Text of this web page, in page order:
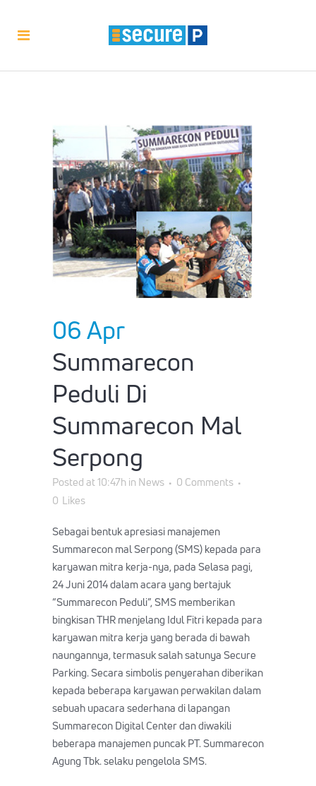
06 Apr
Summarecon
Peduli Di
Summarecon Mal
Serpong
Posted at 10:47hinNews
0 Comments
0 Likes
Sebagai bentuk apresiasi manajemen
Summarecon mal Serpong (SMS) kepada para
karyawan mitra kerja-nya, pada Selasa pagi,
24 Juni 2014 dalam acara yang bertajuk
“Summarecon Peduli”, SMS memberikan
bingkisan THR menjelang Idul Fitri kepada para
karyawan mitra kerja yang berada di bawah
naungannya, termasuk salah satunya Secure
Parking. Secara simbolis penyerahan diberikan
kepada beberapa karyawan perwakilan dalam
sebuah upacara sederhana di lapangan
Summarecon Digital Center dan diwakili
beberapa manajemen puncak PT. Summarecon
Agung Tbk. selaku pengelola SMS.